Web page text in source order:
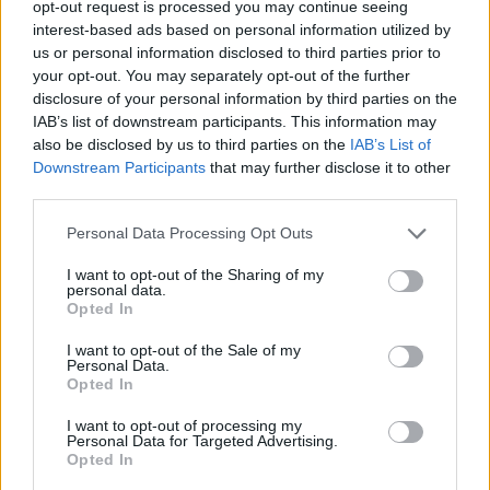
opt-out request is processed you may continue seeing
interest-based ads based on personal information utilized by
us or personal information disclosed to third parties prior to
your opt-out. You may separately opt-out of the further
disclosure of your personal information by third parties on the
IAB’s list of downstream participants. This information may
also be disclosed by us to third parties on the IAB’s List of
Downstream Participants that may further disclose it to other
Personal Data Processing Opt Outs
I want to opt-out of the Sharing of my
personal data.
Opted In
I want to opt-out of the Sale of my
Personal Data.
Opted In
I want to opt-out of processing my
Personal Data for Targeted Advertising.
Opted In
semplice e non avevo i mezzi per competere con i
grandi gruppi. Il digitale è stata una scelta obbligata.
Virtù perché grazie al digitale si raggiungono molto più
velocemente interlocutori sia dal punto di vista
numerico sia qualitativo. Questo ci ha permesso di
stabilire collaborazioni con eventi di design nel mondo,
di raggiungere designer più o meno famosi da
intervistare, di essere più snelli e veloci nella
comunicazione. Il digitale è un mezzo, non è il fine. Ha
accelerato il processo di crescita e distribuzione, ma ciò
fatto. È il significato di ciò che raccontiamo che fa la
differenza. Oggi c’è Instagram, c’è TikTok, domani ce
canale, ma i criteri di comunicazione e il modo in cui
parliamo restano gli stessi».
Quali saranno le vostre priorità strategiche e come
immaginate l’evoluzione del mercato del design e dei